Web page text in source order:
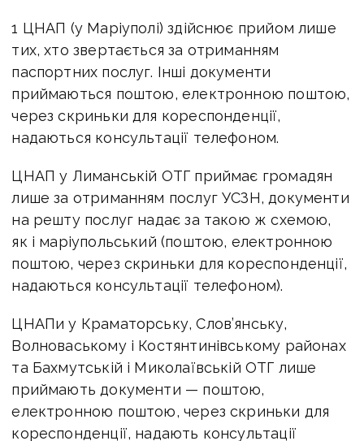
1 ЦНАП (у Маріуполі) здійснює прийом лише
тих, хто звертається за отриманням
паспортних послуг. Інші документи
приймаються поштою, електронною поштою,
через скриньки для кореспонденції,
надаються консультації телефоном.
ЦНАП у Лиманській ОТГ приймає громадян
лише за отриманням послуг УСЗН, документи
на решту послуг надає за такою ж схемою,
як і маріупольський (поштою, електронною
поштою, через скриньки для кореспонденції,
надаються консультації телефоном).
ЦНАПи у Краматорську, Слов’янську,
Волноваському і Костянтинівському районах
та Бахмутській і Миколаївській ОТГ лише
приймають документи — поштою,
електронною поштою, через скриньки для
кореспонденції, надають консультації